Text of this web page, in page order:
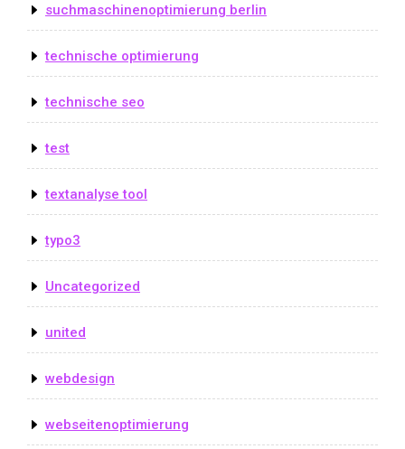
suchmaschinenoptimierung berlin
technische optimierung
technische seo
test
textanalyse tool
typo3
Uncategorized
united
webdesign
webseitenoptimierung